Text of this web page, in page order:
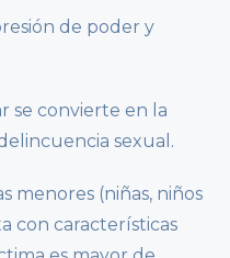
de poder y
se convierte en la
sexual.
menores (niñas, niños
con características